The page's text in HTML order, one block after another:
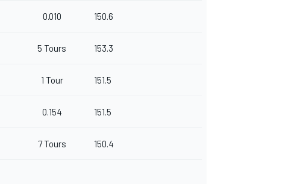
0.010 150.6
5 Tours 153.3
1 Tour 151.5
0.154 151.5
7 Tours 150.4